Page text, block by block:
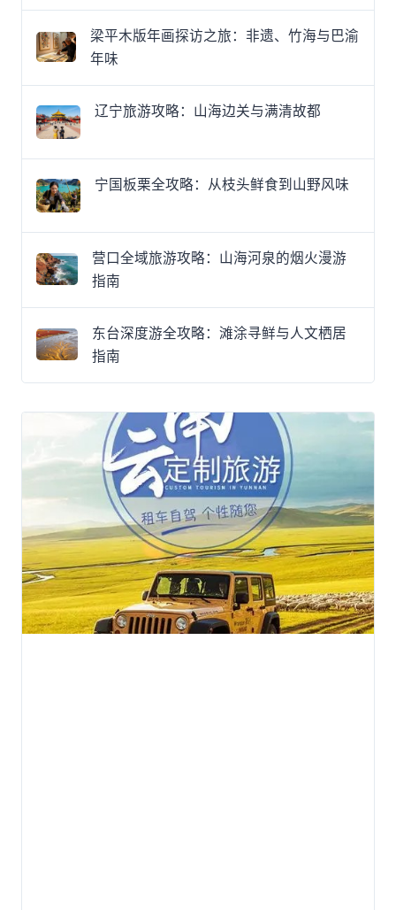
梁平木版年画探访之旅：非遗、竹海与巴渝
年味
辽宁旅游攻略：山海边关与满清故都
宁国板栗全攻略：从枝头鲜食到山野风味
营口全域旅游攻略：山海河泉的烟火漫游
指南
东台深度游全攻略：滩涂寻鲜与人文栖居
指南